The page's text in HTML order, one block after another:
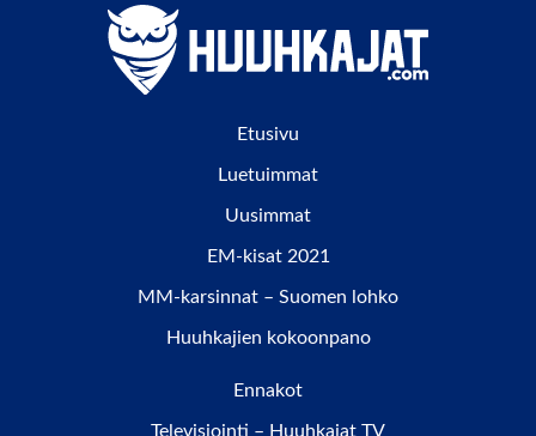
Etusivu
Luetuimmat
Uusimmat
EM-kisat 2021
MM-karsinnat – Suomen lohko
Huuhkajien kokoonpano
Ennakot
Televisiointi – Huuhkajat TV